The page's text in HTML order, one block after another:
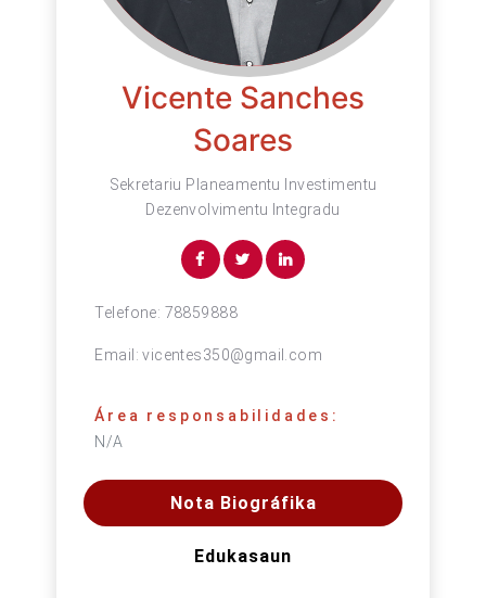
Vicente Sanches
Soares
Sekretariu Planeamentu Investimentu
Dezenvolvimentu Integradu
Telefone: 78859888
Email:vicentes350@gmail.com
Área responsabilidades:
N/A
Nota Biográfika
Edukasaun